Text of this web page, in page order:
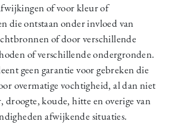
of voor kleur of
die ontstaan onder invloed van
of door verschillende
of verschillende ondergronden.
geen garantie voor gebreken die
overmatige vochtigheid, al dan niet
droogte, koude, hitte en overige van
afwijkende situaties.